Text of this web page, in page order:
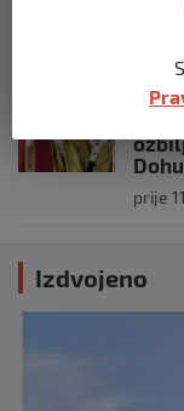
SVIJET
Dohu
prije
Izdvojeno